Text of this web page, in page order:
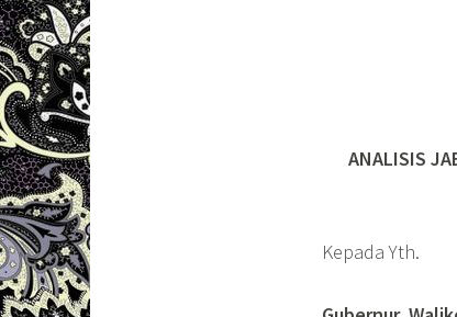
ANALISIS
Kepada Yth.